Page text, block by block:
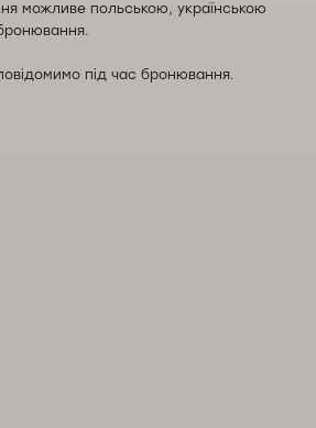
можливе польською, українською
під час бронювання.